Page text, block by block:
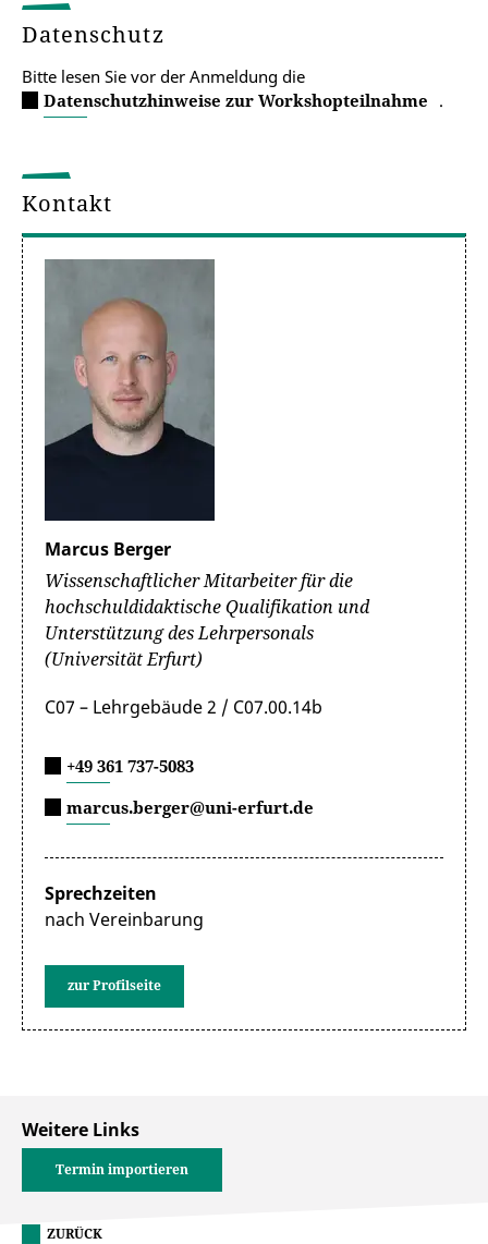
Datenschutz
Bitte lesen Sie vor der Anmeldung die
Datenschutzhinweise zur Workshopteilnahme .
Kontakt
Marcus Berger
Wissenschaftlicher Mitarbeiter für die
hochschuldidaktische Qualifikation und
Unterstützung des Lehrpersonals
(Universität Erfurt)
C07 – Lehrgebäude 2 / C07.00.14b
+49 361 737-5083
marcus.berger@uni-erfurt.de
Sprechzeiten
nach Vereinbarung
zur Profilseite
Weitere Links
Termin importieren
ZURÜCK